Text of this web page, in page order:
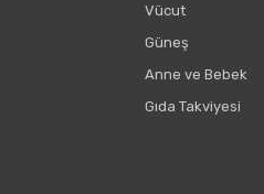
Vücut
Güneş
Anne ve Bebek
Gıda Takviyesi